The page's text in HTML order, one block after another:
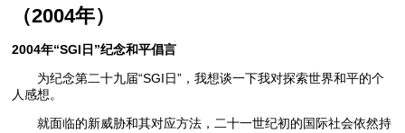
（2004年）
2004年“SGI日”纪念和平倡言
为纪念第二十九届“SGI日”，我想谈一下我对探索世界和平的个
人感想。
就面临的新威胁和其对应方法，二十一世纪初的国际社会依然持